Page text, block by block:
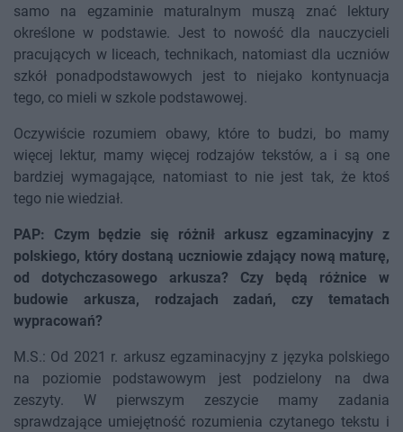
samo na egzaminie maturalnym muszą znać lektury
określone w podstawie. Jest to nowość dla nauczycieli
pracujących w liceach, technikach, natomiast dla uczniów
szkół ponadpodstawowych jest to niejako kontynuacja
tego, co mieli w szkole podstawowej.
Oczywiście rozumiem obawy, które to budzi, bo mamy
więcej lektur, mamy więcej rodzajów tekstów, a i są one
bardziej wymagające, natomiast to nie jest tak, że ktoś
tego nie wiedział.
PAP: Czym będzie się różnił arkusz egzaminacyjny z
polskiego, który dostaną uczniowie zdający nową maturę,
od dotychczasowego arkusza? Czy będą różnice w
budowie arkusza, rodzajach zadań, czy tematach
wypracowań?
M.S.: Od 2021 r. arkusz egzaminacyjny z języka polskiego
na poziomie podstawowym jest podzielony na dwa
zeszyty. W pierwszym zeszycie mamy zadania
sprawdzające umiejętność rozumienia czytanego tekstu i